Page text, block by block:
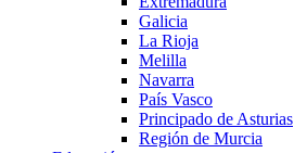
Galicia
La Rioja
Melilla
Navarra
País Vasco
Principado de Asturias
Región de Murcia